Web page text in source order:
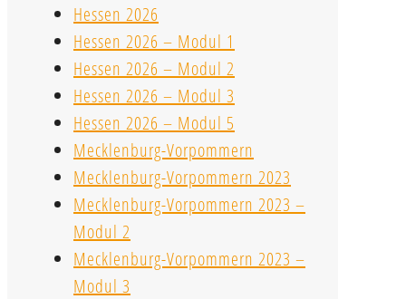
Hessen 2026
Hessen 2026 – Modul 1
Hessen 2026 – Modul 2
Hessen 2026 – Modul 3
Hessen 2026 – Modul 5
Mecklenburg-Vorpommern
Mecklenburg-Vorpommern 2023
Mecklenburg-Vorpommern 2023 –
Modul 2
Mecklenburg-Vorpommern 2023 –
Modul 3